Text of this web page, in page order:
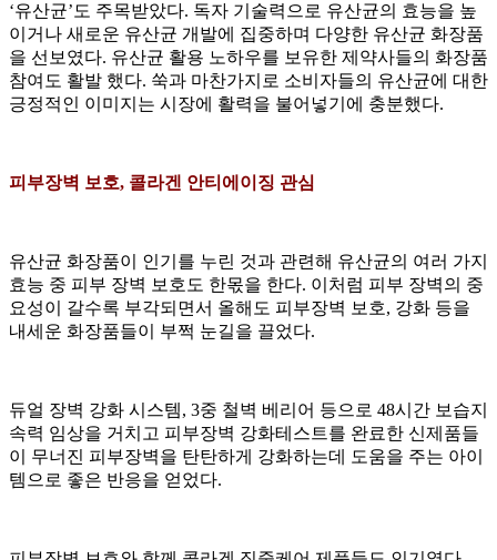
‘유산균’도 주목받았다. 독자 기술력으로 유산균의 효능을 높
이거나 새로운 유산균 개발에 집중하며 다양한 유산균 화장품
을 선보였다. 유산균 활용 노하우를 보유한 제약사들의 화장품
참여도 활발 했다. 쑥과 마찬가지로 소비자들의 유산균에 대한
긍정적인 이미지는 시장에 활력을 불어넣기에 충분했다.
피부장벽 보호, 콜라겐 안티에이징 관심
유산균 화장품이 인기를 누린 것과 관련해 유산균의 여러 가지
효능 중 피부 장벽 보호도 한몫을 한다. 이처럼 피부 장벽의 중
요성이 갈수록 부각되면서 올해도 피부장벽 보호, 강화 등을
내세운 화장품들이 부쩍 눈길을 끌었다.
듀얼 장벽 강화 시스템, 3중 철벽 베리어 등으로 48시간 보습지
속력 임상을 거치고 피부장벽 강화테스트를 완료한 신제품들
이 무너진 피부장벽을 탄탄하게 강화하는데 도움을 주는 아이
템으로 좋은 반응을 얻었다.